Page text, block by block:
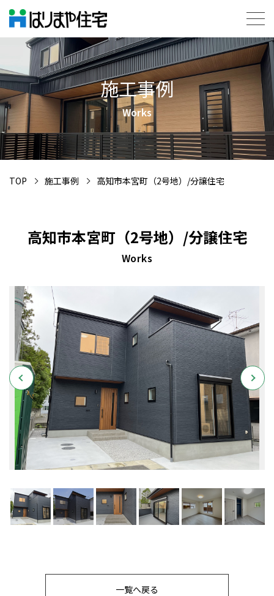
施工事例
Works
TOP 施工事例 高知市本宮町（2号地）/分譲住宅
高知市本宮町（2号地）/分譲住宅
Works
一覧へ戻る